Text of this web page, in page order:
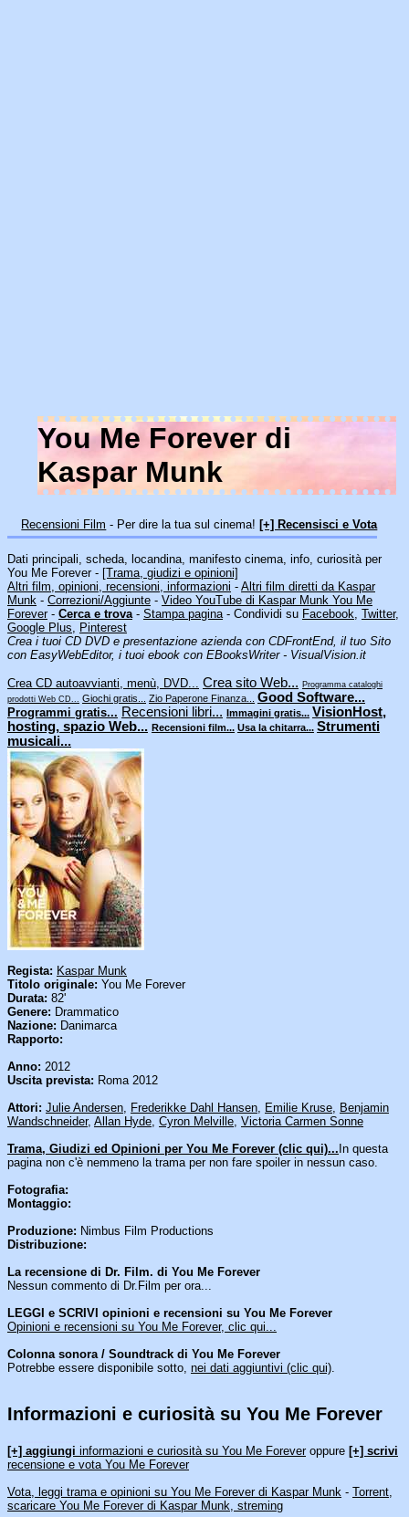
You Me Forever di
Kaspar Munk
Recensioni Film - Per dire la tua sul cinema! [+] Recensisci e Vota
Dati principali, scheda, locandina, manifesto cinema, info, curiosità per
You Me Forever - [Trama, giudizi e opinioni]
Altri film, opinioni, recensioni, informazioni - Altri film diretti da Kaspar
Munk - Correzioni/Aggiunte - Video YouTube di Kaspar Munk You Me
Forever- Cerca e trova - Stampa pagina- Condividi su Facebook, Twitter,
Google Plus, Pinterest
Crea i tuoi CD DVD e presentazione azienda con CDFrontEnd, il tuo Sito
con EasyWebEditor, i tuoi ebook con EBooksWriter - VisualVision.it
Crea CD autoavvianti, menù, DVD... Crea sito Web... Programma cataloghi
prodotti Web CD... Giochi gratis... Zio Paperone Finanza... Good Software...
Programmi gratis... Recensioni libri... Immagini gratis... VisionHost,
hosting, spazio Web... Recensioni film... Usa la chitarra... Strumenti
musicali...
Regista: Kaspar Munk
Titolo originale: You Me Forever
Durata: 82'
Genere: Drammatico
Nazione: Danimarca
Rapporto:
Anno: 2012
Uscita prevista: Roma 2012
Attori: Julie Andersen, Frederikke Dahl Hansen, Emilie Kruse, Benjamin
Wandschneider, Allan Hyde, Cyron Melville, Victoria Carmen Sonne
Trama, Giudizi ed Opinioni per You Me Forever (clic qui)... In questa
pagina non c'è nemmeno la trama per non fare spoiler in nessun caso.
Fotografia:
Montaggio:
Produzione: Nimbus Film Productions
Distribuzione:
La recensione di Dr. Film. di You Me Forever
Nessun commento di Dr.Film per ora...
LEGGI e SCRIVI opinioni e recensioni su You Me Forever
Opinioni e recensioni su You Me Forever, clic qui...
Colonna sonora / Soundtrack di You Me Forever
Potrebbe essere disponibile sotto, nei dati aggiuntivi (clic qui).
Informazioni e curiosità su You Me Forever
[+] aggiungi informazioni e curiosità su You Me Foreveroppure [+] scrivi
recensione e vota You Me Forever
Vota, leggi trama e opinioni su You Me Forever di Kaspar Munk - Torrent,
scaricare You Me Forever di Kaspar Munk, streming